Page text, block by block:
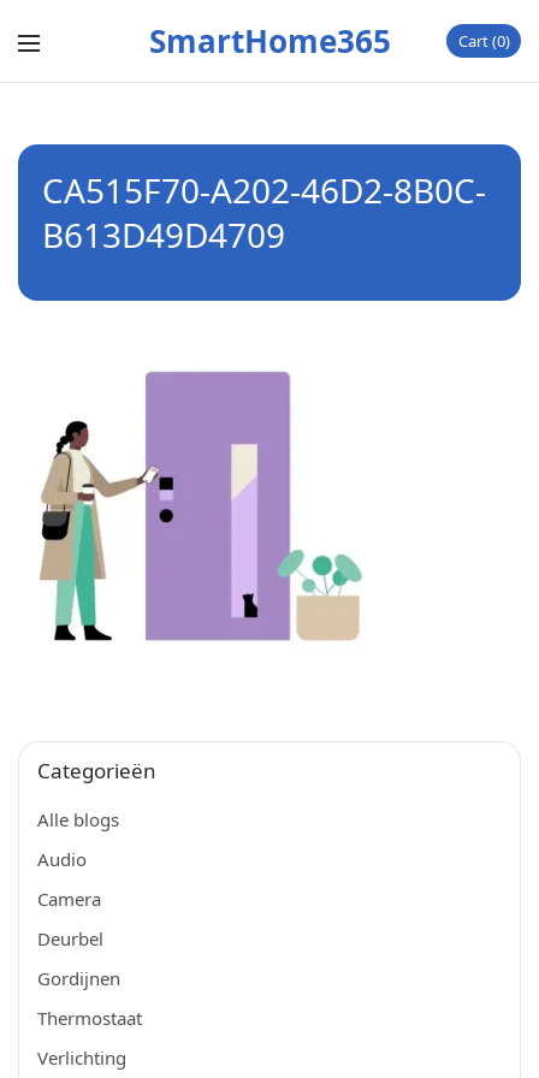
SmartHome365 Cart 0
CA515F70-A202-46D2-8B0C-
B613D49D4709
Categorieën
Alle blogs
Audio
Camera
Deurbel
Gordijnen
Thermostaat
Verlichting